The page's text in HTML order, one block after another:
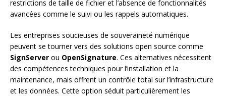
restrictions de taille de fichier et l’absence de fonctionnalités
avancées comme le suivi ou les rappels automatiques.
Les entreprises soucieuses de souveraineté numérique
peuvent se tourner vers des solutions open source comme
SignServer ou OpenSignature. Ces alternatives nécessitent
des compétences techniques pour l’installation et la
maintenance, mais offrent un contrôle total sur l’infrastructure
et les données. Cette option séduit particulièrement les